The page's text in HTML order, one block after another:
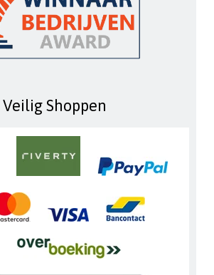
Veilig Shoppen